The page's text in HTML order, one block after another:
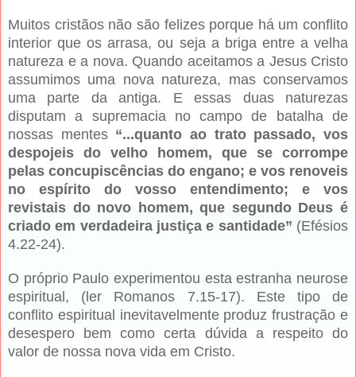
Muitos cristãos não são felizes porque há um conflito
interior que os arrasa, ou seja a briga entre a velha
natureza e a nova. Quando aceitamos a Jesus Cristo
assumimos uma nova natureza, mas conservamos
uma parte da antiga. E essas duas naturezas
disputam a supremacia no campo de batalha de
nossas mentes “...quanto ao trato passado, vos
despojeis do velho homem, que se corrompe
pelas concupiscências do engano; e vos renoveis
no espírito do vosso entendimento; e vos
revistais do novo homem, que segundo Deus é
criado em verdadeira justiça e santidade” (Efésios
4.22-24).
O próprio Paulo experimentou esta estranha neurose
espiritual, (ler Romanos 7.15-17). Este tipo de
conflito espiritual inevitavelmente produz frustração e
desespero bem como certa dúvida a respeito do
valor de nossa nova vida em Cristo.